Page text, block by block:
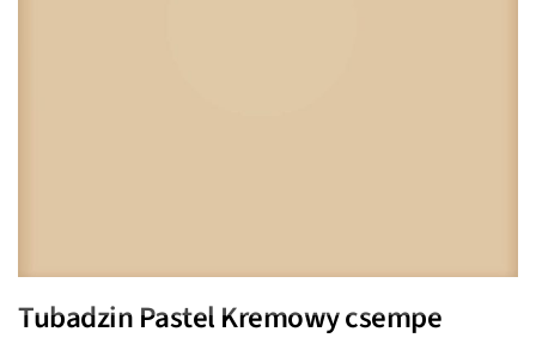
Tubadzin Pastel Kremowy csempe